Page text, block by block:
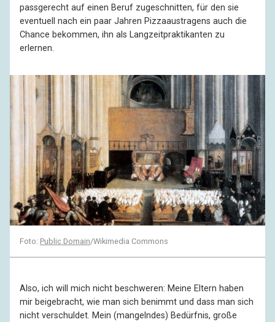
passgerecht auf einen Beruf zugeschnitten, für den sie
eventuell nach ein paar Jahren Pizzaaustragens auch die
Chance bekommen, ihn als Langzeitpraktikanten zu
erlernen.
Foto: Public Domain/Wikimedia Commons
Also, ich will mich nicht beschweren: Meine Eltern haben
mir beigebracht, wie man sich benimmt und dass man sich
nicht verschuldet. Mein (mangelndes) Bedürfnis, große